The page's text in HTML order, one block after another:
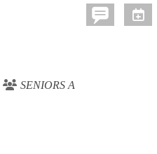
SENIORS A